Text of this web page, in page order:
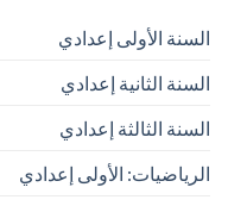
السنة الأولى إعدادي
السنة الثانية إعدادي
السنة الثالثة إعدادي
الرياضيات: الأولى إعدادي